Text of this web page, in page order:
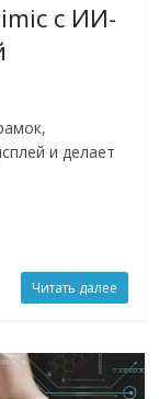
с ИИ-
и делает
Читать далее